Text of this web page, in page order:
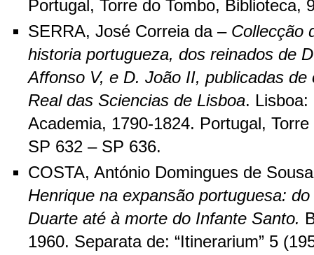
Portugal, Torre do Tombo, Biblioteca,
SERRA, José Correia da – Collecção
historia portugueza, dos reinados de
Affonso V, e D. João II, publicadas de
Real das Sciencias de Lisboa.
Academia, 1790-1824. Portugal,
SP 632 – SP 636.
COSTA, António Domingues de
Henrique na expansão portuguesa:
Duarte até à morte do Infante Santo.
1960. Separata de: “Itinerarium” 5